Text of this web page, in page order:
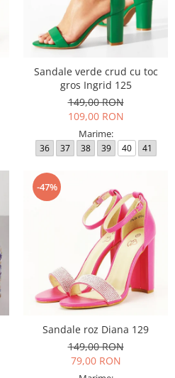
Sandale verde crud cu toc
gros Ingrid 125
149,00 RON
109,00 RON
Marime:
36 37 38 39 40 41
-47%
Sandale roz Diana 129
149,00 RON
79,00 RON